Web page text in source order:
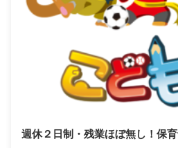
週休２日制・残業ほぼ無し！保